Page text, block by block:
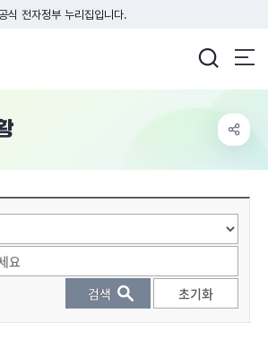
식 전자정부 누리집입니다.